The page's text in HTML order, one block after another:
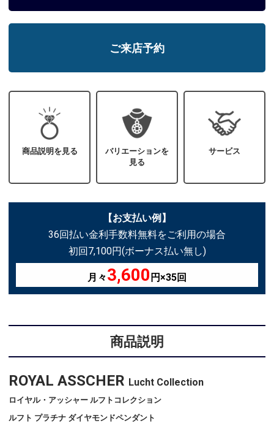
ご来店予約
商品説明を見る
バリエーションを
見る
サービス
【お支払い例】
36回払い金利手数料無料をご利用の場合
初回7,100円(ボーナス払い無し)
月々3,600 円×35回
商品説明
ROYAL ASSCHER Lucht Collection
ロイヤル・アッシャー ルフトコレクション
ルフト プラチナ ダイヤモンドペンダント